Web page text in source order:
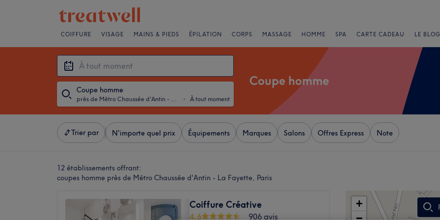
COIFFURE VISAGE MAINS & PIEDS ÉPILATION CORPS MASSAGE HOMME SPA CARTE CADEAU LE
Coupe homme
près de Métro Chaussée d'Antin - La Fayette, Paris ・ À tout moment
Coupe homme
Trier par N'importe quel prix Équipements Marques Salons Offres Express Note
12 établissements offrant:
coupes homme près de Métro Chaussée d'Antin - La Fayette, Paris
Coiffure Créative
4,6
906 avis
+